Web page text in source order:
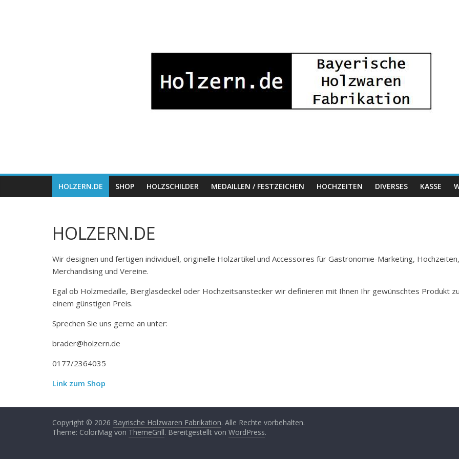
Holzwaren
Fabrikation
HOLZERN.DE SHOP HOLZSCHILDER MEDAILLEN / FESTZEICHEN HOCHZEITEN DIVERSES KASSE
HOLZERN.DE
Wir designen und fertigen individuell, originelle Holzartikel und Accessoires für Gastronomie-Marketing, Hochzeiten,
Merchandising und Vereine.
Egal ob Holzmedaille, Bierglasdeckel oder Hochzeitsanstecker wir definieren mit Ihnen Ihr gewünschtes Produkt
einem günstigen Preis.
Sprechen Sie uns gerne an unter:
brader@holzern.de
0177/2364035
Link zum Shop
Copyright © 2026 Bayrische Holzwaren Fabrikation. Alle Rechte vorbehalten.
Theme: ColorMag von ThemeGrill. Bereitgestellt von WordPress.